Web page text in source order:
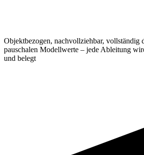
Objektbezogen, nachvollziehbar, vollständig
pauschalen Modellwerte – jede Ableitung
und belegt